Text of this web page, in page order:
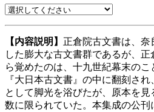
【内容説明】 正倉院古文書は、
した膨大な古文書群であるが、
ら覚めたのは、十九世紀幕末の
『大日本古文書』の中に翻刻さ
として脚光を浴びたが、原本を
数に限られていた。本集成の公